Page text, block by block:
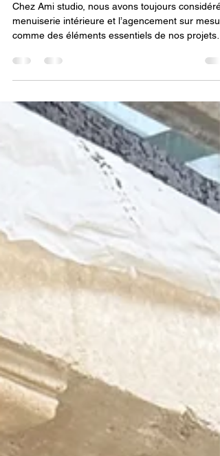
cœur de notre approche
architecturale
Chez Ami studio, nous avons toujours considéré
menuiserie intérieure et l’agencement sur
d’architecture. Bien au-delà d’un simple mobilier
intégré, le sur-mesure permet de révéler un
espace, d’optimiser chaque mètre carré et de
créer des lieux cohérents, fluides et durables. À
Paris, Versailles et plus largement en Île-de-
France, les contraintes d’espace, les bâtiments
anciens et les modes de vie contemporains